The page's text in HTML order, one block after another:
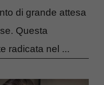
di grande attesa
Questa
radicata nel ...